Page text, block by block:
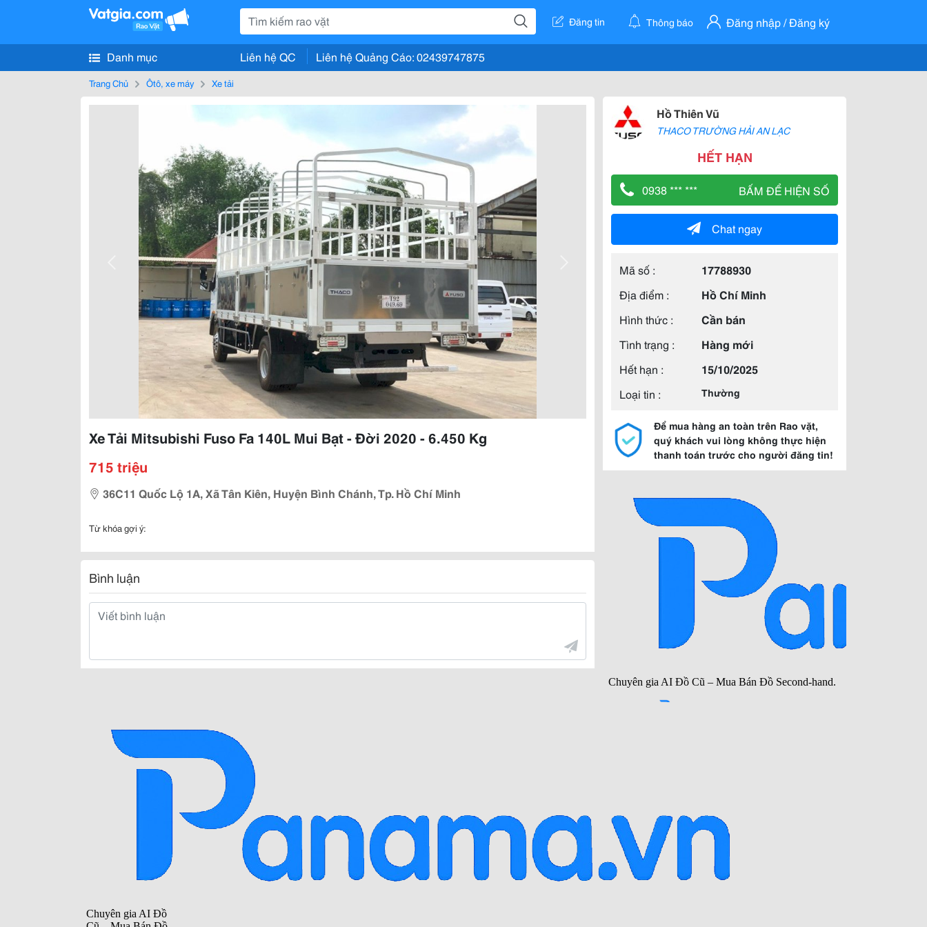
Đăng tin Thông báo Đăng nhập / Đăng ký
Danh mục Liên hệ QC Liên hệ Quảng Cáo: 02439747875
Trang Chủ Ôtô, xe máy Xe tải
Xe Tải Mitsubishi Fuso Fa 140L Mui Bạt - Đời 2020 - 6.450 Kg
715 triệu
36C11 Quốc Lộ 1A, Xã Tân Kiên, Huyện Bình Chánh, Tp. Hồ Chí Minh
Từ khóa gợi ý:
Bình luận
Hồ Thiên Vũ
THACO TRƯỜNG HẢI AN LẠC
HẾT HẠN
0938 *** *** BẤM ĐỂ HIỆN SỐ
Chat ngay
Mã số :
17788930
Địa điểm :
Hồ Chí Minh
Hình thức :
Cần bán
Tình trạng :
Hàng mới
Hết hạn :
15/10/2025
Loại tin :
Thường
Để mua hàng an toàn trên Rao vặt,
quý khách vui lòng không thực hiện
thanh toán trước cho người đăng tin!